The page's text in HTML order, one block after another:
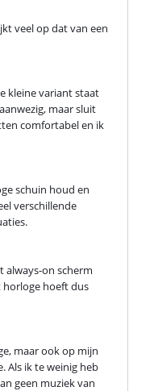
veel op dat van een
kleine variant staat
maar sluit
comfortabel en ik
schuin houd en
verschillende
always-on scherm
horloge hoeft dus
maar ook op mijn
Als ik te weinig heb
geen muziek van